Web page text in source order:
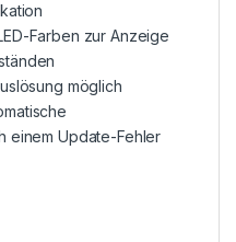
Farben zur Anzeige
möglich
einem Update-Fehler